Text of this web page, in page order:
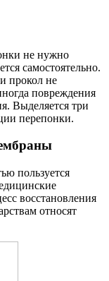
не нужно
самостоятельно.
прокол не
повреждения
Выделяется три
перепонки.
пользуется
восстановления
относят